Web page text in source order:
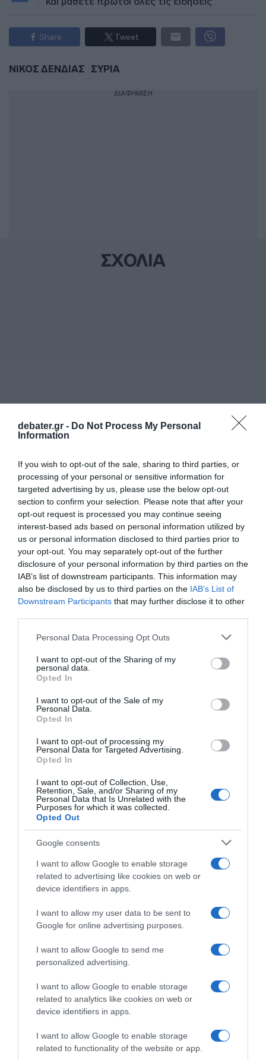
debater.gr - Do Not Process My Personal
Information
If you wish to opt-out of the sale, sharing to third parties, or
processing of your personal or sensitive information for
targeted advertising by us, please use the below opt-out
section to confirm your selection. Please note that after your
opt-out request is processed you may continue seeing
interest-based ads based on personal information utilized by
us or personal information disclosed to third parties prior to
your opt-out. You may separately opt-out of the further
disclosure of your personal information by third parties on the
IAB’s list of downstream participants. This information may
also be disclosed by us to third parties on the IAB’s List of
Downstream Participants that may further disclose it to other
Please note that this website/app uses one or more Google
not limited to your visit or usage behaviour. You may click to
grant or deny consent to Google and its third-party tags to
use your data for below specified purposes in below Google
consent section.
Personal Data Processing Opt Outs
I want to opt-out of the Sharing of my
personal data.
Opted In
I want to opt-out of the Sale of my
Personal Data.
Opted In
I want to opt-out of processing my
Personal Data for Targeted Advertising.
Opted In
I want to opt-out of Collection, Use,
Retention, Sale, and/or Sharing of my
Personal Data that Is Unrelated with the
Purposes for which it was collected.
Opted Out
Google consents
I want to allow Google to enable storage
related to advertising like cookies on web or
device identifiers in apps.
I want to allow my user data to be sent to
Google for online advertising purposes.
I want to allow Google to send me
personalized advertising.
I want to allow Google to enable storage
related to analytics like cookies on web or
device identifiers in apps.
I want to allow Google to enable storage
related to functionality of the website or app.
Share Tweet
ΝΙΚΟΣ ΔΕΝΔΙΑΣ ΣΥΡΙΑ
ΔΙΑΦΗΜΙΣΗ
ΣΧΟΛΙΑ
ΠΟΛΙΤΙΚΗ
ΠΟΛΙΤΙΚΗ
Τηλεφωνική επικοινωνία Κυριάκου
Μητσοτάκη με τον πρόεδρο της
Αιγύπτου
προς την Ελλάδα